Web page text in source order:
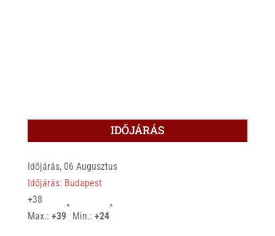
IDŐJÁRÁS
Időjárás, 06 Augusztus
Időjárás: Budapest
+38
Max.: +39
°
Min.: +24
°